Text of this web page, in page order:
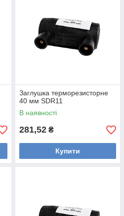
Заглушка терморезисторне
40 мм SDR11
В наявності
281,52 ₴
Купити